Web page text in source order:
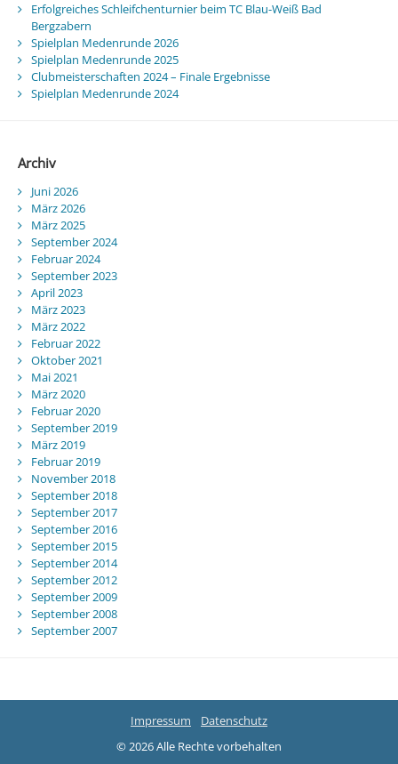
Erfolgreiches Schleifchenturnier beim TC Blau-Weiß Bad
Bergzabern
Spielplan Medenrunde 2026
Spielplan Medenrunde 2025
Clubmeisterschaften 2024 – Finale Ergebnisse
Spielplan Medenrunde 2024
Archiv
Juni 2026
März 2026
März 2025
September 2024
Februar 2024
September 2023
April 2023
März 2023
März 2022
Februar 2022
Oktober 2021
Mai 2021
März 2020
Februar 2020
September 2019
März 2019
Februar 2019
November 2018
September 2018
September 2017
September 2016
September 2015
September 2014
September 2012
September 2009
September 2008
September 2007
Impressum
Datenschutz
© 2026 Alle Rechte vorbehalten